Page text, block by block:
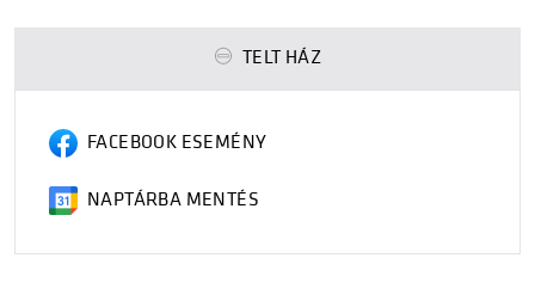
TELT HÁZ
FACEBOOK ESEMÉNY
NAPTÁRBA MENTÉS